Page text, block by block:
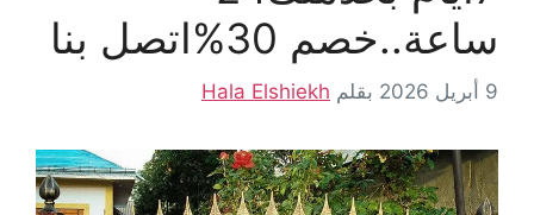
ساعة..خصم 30%اتصل بنا
9 أبريل 2026 بقلم Hala Elshiekh